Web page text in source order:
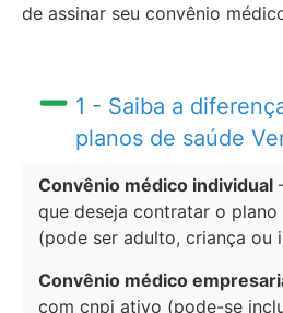
de assinar seu convênio
1 - Saiba a
planos de saúde
Convênio médico individual
que deseja contratar o plano
(pode ser adulto, criança ou
Convênio médico
com cnpj ativo (pode-se